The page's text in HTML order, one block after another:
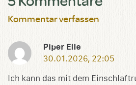
Kommentar verfassen
Piper Elle
30.01.2026, 22:05
Ich kann das mit dem